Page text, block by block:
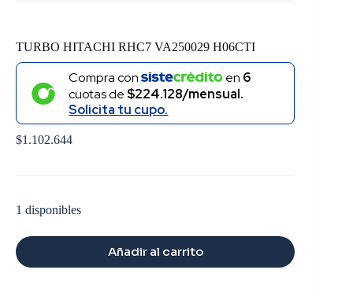
TURBO HITACHI RHC7 VA250029 H06CTI
Compra con en 6
cuotas de $224.128/mensual.
Solicita tu cupo.
$1.102.644
1 disponibles
Añadir al carrito